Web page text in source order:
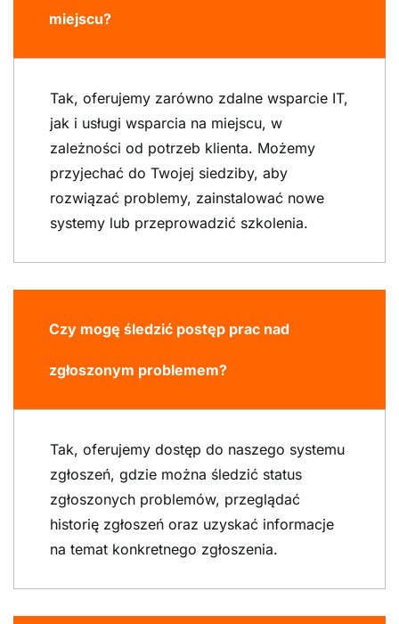
miejscu?
Tak, oferujemy zarówno zdalne wsparcie IT,
jak i usługi wsparcia na miejscu, w
zależności od potrzeb klienta. Możemy
przyjechać do Twojej siedziby, aby
rozwiązać problemy, zainstalować nowe
systemy lub przeprowadzić szkolenia.
Czy mogę śledzić postęp prac nad
zgłoszonym problemem?
Tak, oferujemy dostęp do naszego systemu
zgłoszeń, gdzie można śledzić status
zgłoszonych problemów, przeglądać
historię zgłoszeń oraz uzyskać informacje
na temat konkretnego zgłoszenia.